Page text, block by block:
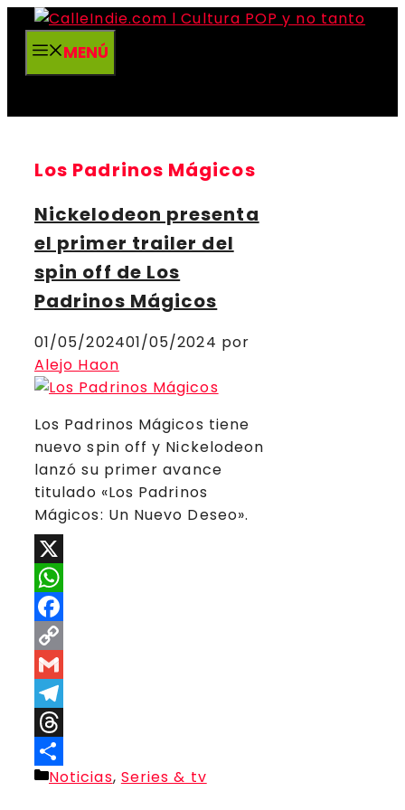
Saltar
contenidoMENÚ
Los Padrinos Mágicos
Nickelodeon presenta
el primer trailer del
spin off de Los
Padrinos Mágicos
01/05/202401/05/2024 por
Alejo Haon
Los Padrinos Mágicos tiene
nuevo spin off y Nickelodeon
lanzó su primer avance
titulado «Los Padrinos
Mágicos: Un Nuevo Deseo».
X
WhatsApp
Facebook
Copy
Link
Gmail
Telegram
Threads
Compartir
Categorías
Noticias, Series & tv